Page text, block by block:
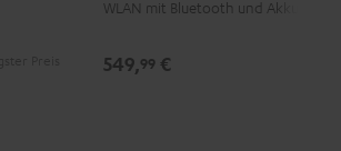
WLAN mit Bluetooth und Akku
549,99 €